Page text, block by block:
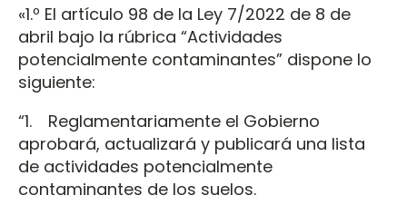
«1.º El artículo 98 de la Ley 7/2022 de 8 de
abril bajo la rúbrica “Actividades
potencialmente contaminantes” dispone lo
siguiente:
“1. Reglamentariamente el Gobierno
aprobará, actualizará y publicará una lista
de actividades potencialmente
contaminantes de los suelos.